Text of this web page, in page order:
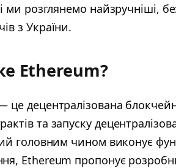
ми розглянемо найзручніші,
з України.
Ethereum?
це децентралізована
та запуску
головним чином виконує
Ethereum пропонує